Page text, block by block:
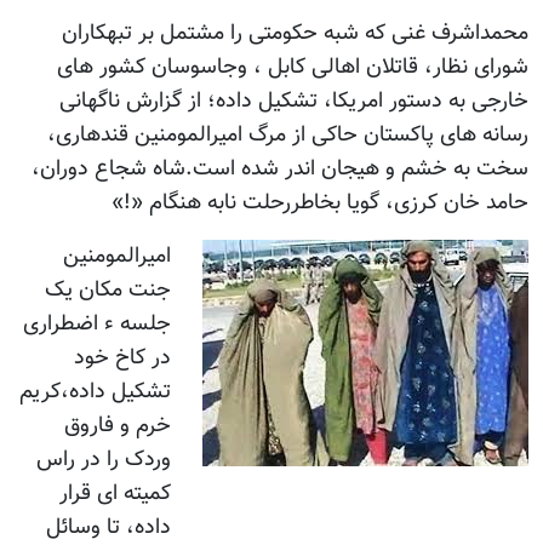
محمداشرف غنی که شبه حکومتی را مشتمل بر تبهکاران
شورای نظار، قاتلان اهالی کابل ، وجاسوسان کشور های
خارجی به دستور امریکا، تشکیل داده؛ از گزارش ناگهانی
رسانه های پاکستان حاکی از مرگ امیرالمومنین قندهاری،
سخت به خشم و هیجان اندر شده است.شاه شجاع دوران،
حامد خان کرزی، گویا بخاطررحلت نابه هنگام «!»
امیرالمومنین
جنت مکان یک
جلسه ء اضطراری
در کاخ خود
تشکیل داده،کریم
خرم و فاروق
وردک را در راس
کمیته ای قرار
داده، تا وسائل